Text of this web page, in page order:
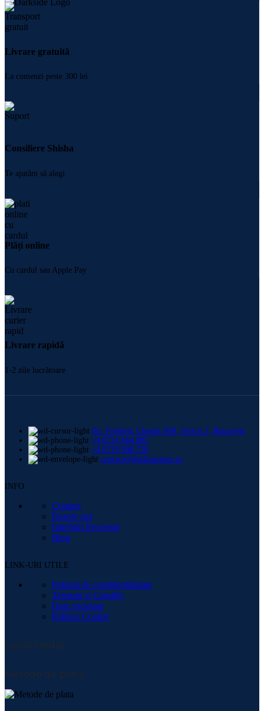
Livrare gratuită
La comenzi peste 300 lei
Consiliere Shisha
Te ajutăm să alegi
Plăți online
Cu cardul sau Apple Pay
Livrare rapidă
1-2 zile lucrătoare
Str. Frederic Chopin 30B, Sector 2, București
+4 0724 664 885
+4 0729 998 728
contact@shishamaster.ro
INFO
Contact
Despre noi
Intrebări frecvente
Blog
LINK-URI UTILE
Politică de confidențialitate
Termeni și Condiții
Date societate
Politica Cookie
Social Media:
Metode de plată: